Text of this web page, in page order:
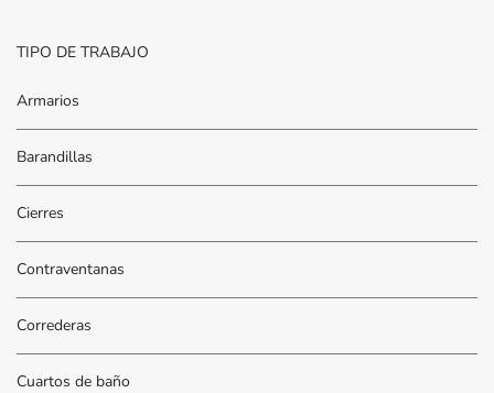
TIPO DE TRABAJO
Armarios
Barandillas
Cierres
Contraventanas
Correderas
Cuartos de baño